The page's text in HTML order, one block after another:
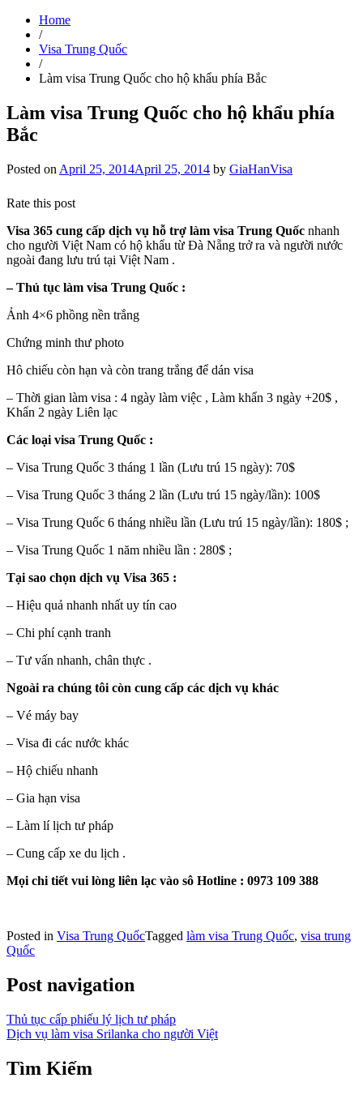
Home
/
Visa Trung Quốc
/
Làm visa Trung Quốc cho hộ khẩu phía Bắc
Làm visa Trung Quốc cho hộ khẩu phía
Bắc
Posted on April 25, 2014April 25, 2014 by GiaHanVisa
Rate this post
Visa 365 cung cấp dịch vụ hỗ trợ làm visa Trung Quốc nhanh
cho người Việt Nam có hộ khẩu từ Đà Nẵng trở ra và người nước
ngoài đang lưu trú tại Việt Nam .
– Thủ tục làm visa Trung Quốc :
Ảnh 4×6 phồng nền trắng
Chứng minh thư photo
Hô chiếu còn hạn và còn trang trắng để dán visa
– Thời gian làm visa : 4 ngày làm việc , Làm khẩn 3 ngày +20$ ,
Khẩn 2 ngày Liên lạc
Các loại visa Trung Quốc :
– Visa Trung Quốc 3 tháng 1 lần (Lưu trú 15 ngày): 70$
– Visa Trung Quốc 3 tháng 2 lần (Lưu trú 15 ngày/lần): 100$
– Visa Trung Quốc 6 tháng nhiều lần (Lưu trú 15 ngày/lần): 180$ ;
– Visa Trung Quốc 1 năm nhiều lần : 280$ ;
Tại sao chọn dịch vụ Visa 365 :
– Hiệu quả nhanh nhất uy tín cao
– Chi phí cạnh tranh
– Tư vấn nhanh, chân thực .
Ngoài ra chúng tôi còn cung cấp các dịch vụ khác
– Vé máy bay
– Visa đi các nước khác
– Hộ chiếu nhanh
– Gia hạn visa
– Làm lí lịch tư pháp
– Cung cấp xe du lịch .
Mọi chi tiết vui lòng liên lạc vào sô Hotline : 0973 109 388
Posted in Visa Trung QuốcTagged làm visa Trung Quốc, visa trung
Quốc
Post navigation
Thủ tục cấp phiếu lý lịch tư pháp
Dịch vụ làm visa Srilanka cho người Việt
Tìm Kiếm